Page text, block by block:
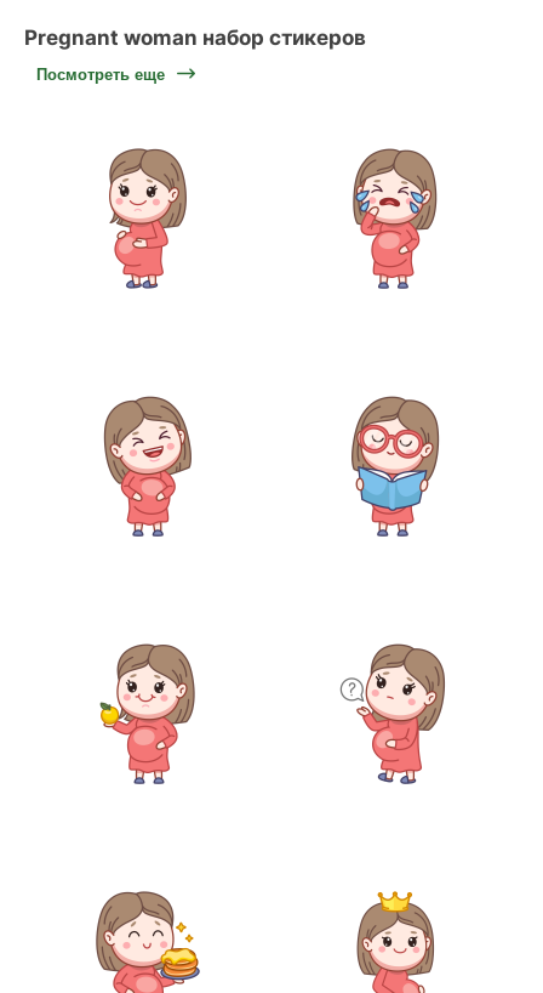
Pregnant woman набор стикеров
Посмотреть еще